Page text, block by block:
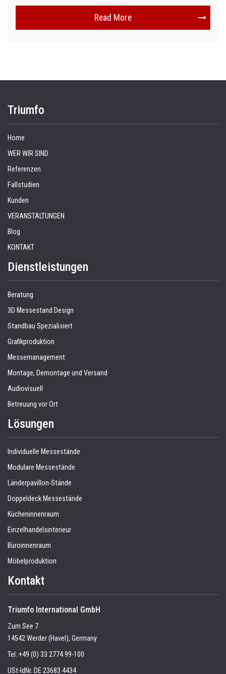
Read More
Triumfo
Home
WER WIR SIND
Referenzen
Fallstudien
Kunden
VERANSTALTUNGEN
Blog
KONTAKT
Dienstleistungen
Beratung
3D Messestand Design
Standbau Spezialisiert
Grafikproduktion
Messemanagement
Montage, Demontage und Versand
Audiovisuell
Betreuung vor Ort
Lösungen
Individuelle Messestände
Modulare Messestände
Länderpavillon-Stände
Doppeldeck Messestände
Kücheninnenraum
Einzelhandelsinterieur
Büroinnenraum
Möbelproduktion
Kontakt
Triumfo International GmbH
Zum See 7
14542 Werder (Havel), Germany
Tel: +49 (0) 33 2774 99-100
USt-IdNr. DE 23683 4434